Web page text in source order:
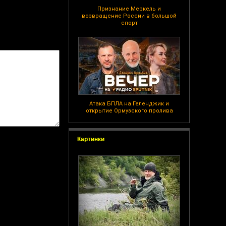
Признание Меркель и
возвращение России в большой
спорт
Атака БПЛА на Геленджик и
открытие Ормузского пролива
Картинки